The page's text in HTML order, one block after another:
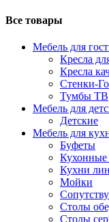
Все товары
Мебель для
Кресла
Кресла
Стенки-
Тумбы ТВ
Мебель для
Детские
Мебель для
Буфеты
Кухонные
Кухни
Мойки
Столы
Столы